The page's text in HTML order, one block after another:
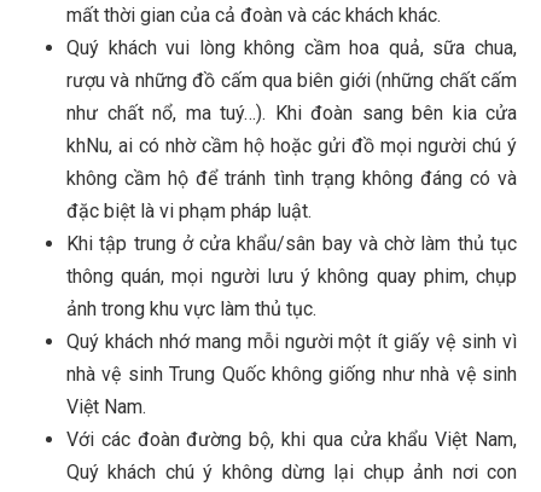
mất thời gian của cả đoàn và các khách khác.
Quý khách vui lòng không cầm hoa quả, sữa chua,
rượu và những đồ cấm qua biên giới (những chất cấm
như chất nổ, ma tuý…). Khi đoàn sang bên kia cửa
khNu, ai có nhờ cầm hộ hoặc gửi đồ mọi người chú ý
không cầm hộ để tránh tình trạng không đáng có và
đặc biệt là vi phạm pháp luật.
Khi tập trung ở cửa khẩu/sân bay và chờ làm thủ tục
thông quán, mọi người lưu ý không quay phim, chụp
ảnh trong khu vực làm thủ tục.
Quý khách nhớ mang mỗi người một ít giấy vệ sinh vì
nhà vệ sinh Trung Quốc không giống như nhà vệ sinh
Việt Nam.
Với các đoàn đường bộ, khi qua cửa khẩu Việt Nam,
Quý khách chú ý không dừng lại chụp ảnh nơi con